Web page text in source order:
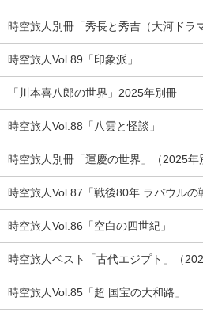
時空旅人別冊「秀長と秀吉（大河ドラ
時空旅人Vol.89「印象派」
「川本喜八郎の世界」2025年別冊
時空旅人Vol.88「八雲と怪談」
時空旅人別冊「運慶の世界」（2025年
時空旅人Vol.87「戦後80年 ラバウルの
時空旅人Vol.86「空白の四世紀」
時空旅人ベスト「古代エジプト」（
時空旅人Vol.85「超 国宝の大和路」